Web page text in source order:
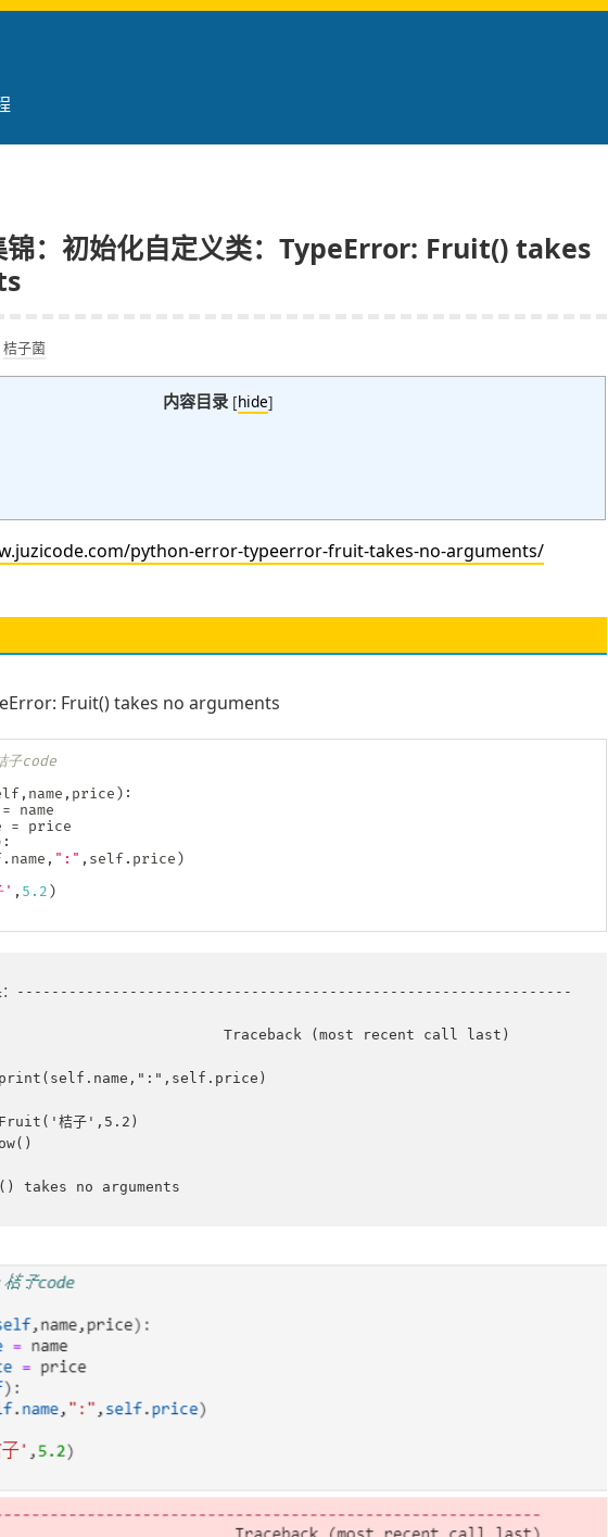
：初始化自定义类：TypeError: Fruit() takes
桔子菌
内容目录 [hide]
python-error-typeerror-fruit-takes-no-arguments/
Fruit() takes no arguments
code
, name , price ) :
= name
= price
:
. name , ":" , self. price )
' , 5.2 )
行结果：----------------------------------------------------------------
桔子',5.2)